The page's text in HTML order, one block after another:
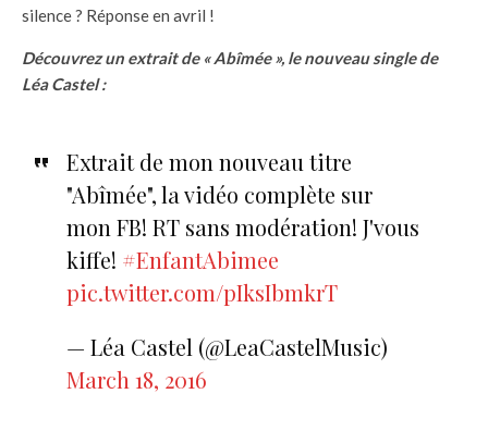
silence ? Réponse en avril !
Découvrez un extrait de « Abîmée », le nouveau single de
Léa Castel :
Extrait de mon nouveau titre
"Abîmée", la vidéo complète sur
mon FB! RT sans modération! J'vous
kiffe! #EnfantAbimee
pic.twitter.com/pIksIbmkrT
— Léa Castel (@LeaCastelMusic)
March 18, 2016